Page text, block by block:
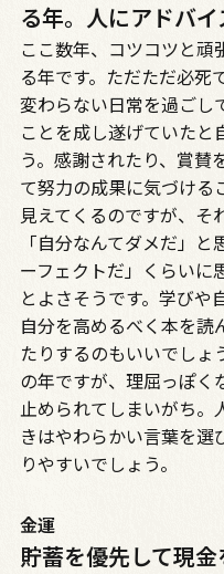
る年。人にアドバ
ここ数年、コツコツと頑
る年です。ただただ必死
変わらない日常を過ごし
ことを成し遂げていたと
う。感謝されたり、賞賛
て努力の成果に気づける
見えてくるのですが、そ
「自分なんてダメだ」
ーフェクトだ」くらいに
とよさそうです。学びや
自分を高めるべく本を読
たりするのもいいでしょ
の年ですが、理屈っぽく
止められてしまいがち。
きはやわらかい言葉を選
りやすいでしょう。
金運
貯蓄を優先して現